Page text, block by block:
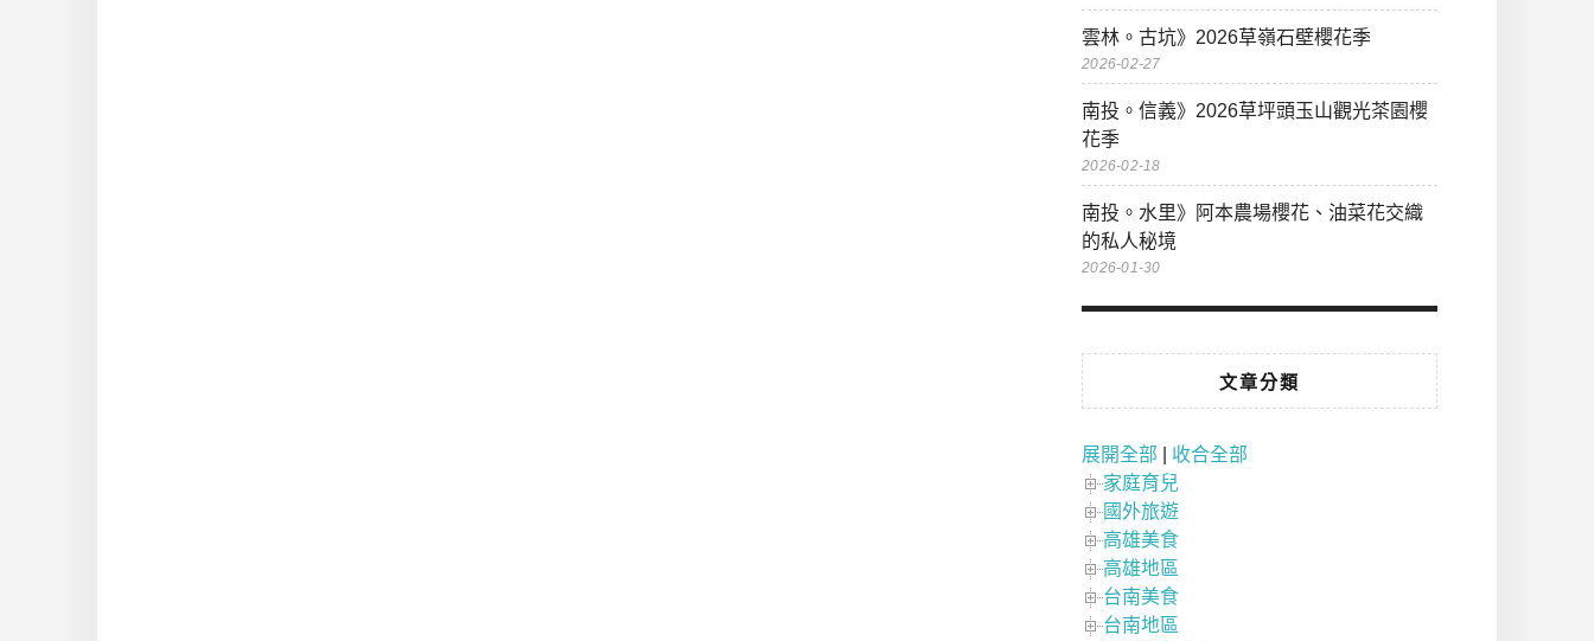
雲林。古坑》2026草嶺石壁櫻花季
2026-02-27
南投。信義》2026草坪頭玉山觀光茶園櫻
花季
2026-02-18
南投。水里》阿本農場櫻花、油菜花交織
的私人秘境
2026-01-30
文章分類
展開全部
收合全部
家庭育兒
國外旅遊
高雄美食
高雄地區
台南美食
台南地區